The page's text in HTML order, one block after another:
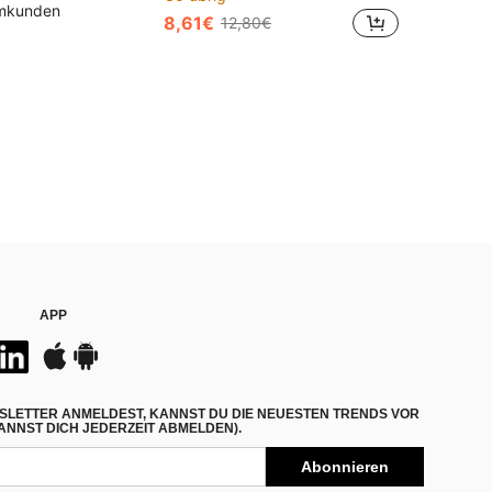
8,61€ 12,80€
APP
ANMELDEST, KANNST DU DIE NEUESTEN TRENDS VOR
DICH JEDERZEIT ABMELDEN).
Abonnieren